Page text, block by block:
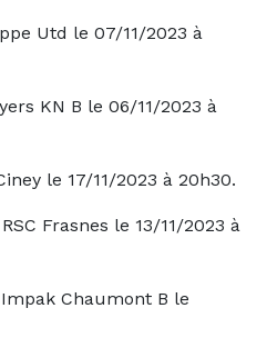
Utd le 07/11/2023 à
KN B le 06/11/2023 à
le 17/11/2023 à 20h30.
Frasnes le 13/11/2023 à
Chaumont B le